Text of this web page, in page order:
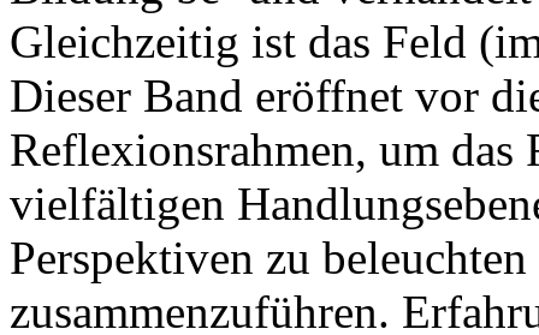
Gleichzeitig ist das Feld
Dieser Band eröffnet vor
Reflexionsrahmen, um das
vielfältigen
Perspektiven zu
zusammenzuführen.